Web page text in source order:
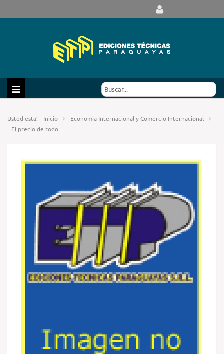
Usted esta: Inicio
Economia Internacional y Comercio Internacional
El precio de todo